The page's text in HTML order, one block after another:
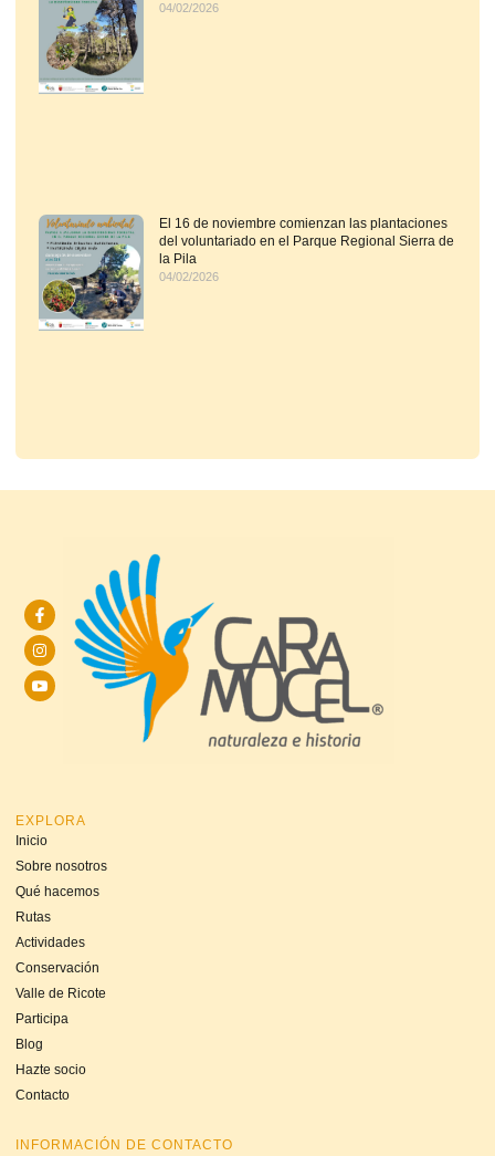
04/02/2026
El 16 de noviembre comienzan las plantaciones
del voluntariado en el Parque Regional Sierra de
la Pila
04/02/2026
EXPLORA
Inicio
Sobre nosotros
Qué hacemos
Rutas
Actividades
Conservación
Valle de Ricote
Participa
Blog
Hazte socio
Contacto
INFORMACIÓN DE CONTACTO